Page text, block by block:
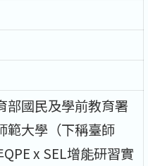
部國民及學前教育署
範大學（下稱臺師
x SEL增能研習實